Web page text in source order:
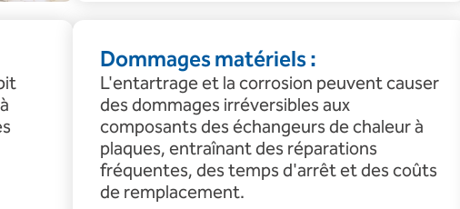
Dommages matériels :
L'entartrage et la corrosion peuvent causer
des dommages irréversibles aux
composants des échangeurs de chaleur à
plaques, entraînant des réparations
fréquentes, des temps d'arrêt et des coûts
de remplacement.